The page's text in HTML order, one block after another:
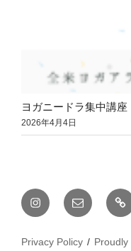
ヨガニードラ集中講座
2026年4月4日
Instagramメ
ー
Privacy Policy